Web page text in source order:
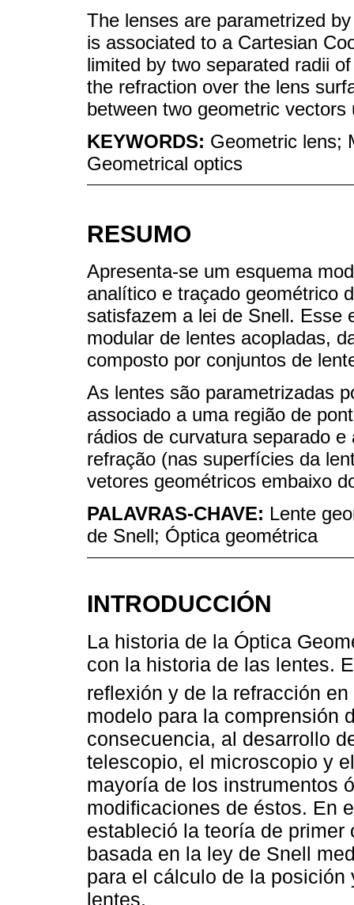
The lenses are parametrized
is associated to a Cartesian
limited by two separated radii
the refraction over the lens
between two geometric
KEYWORDS: Geometric lens;
Geometrical optics
RESUMO
Apresenta-se um esquema
analítico e traçado geométrico
satisfazem a lei de Snell. Esse
modular de lentes acopladas,
composto por conjuntos de
As lentes são parametrizadas
associado a uma região de
rádios de curvatura separado
refração (nas superfícies da
vetores geométricos embaixo
PALAVRAS-CHAVE: Lente
de Snell; Óptica geométrica
INTRODUCCIÓN
La historia de la Óptica
con la historia de las lentes.
reflexión y de la refracción
modelo para la comprensión
consecuencia, al desarrollo
telescopio, el microscopio y
mayoría de los instrumentos
modificaciones de éstos. En
estableció la teoría de
basada en la ley de Snell
para el cálculo de la
lentes.